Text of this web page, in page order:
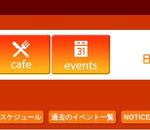
スケジュール 過去のイベント一覧